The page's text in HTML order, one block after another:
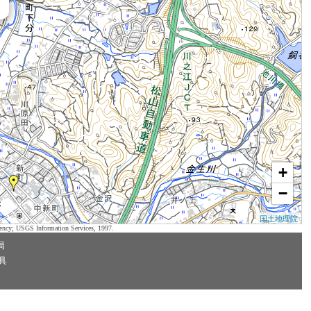
+
−
国土地理院
USGS Information Services, 1997.